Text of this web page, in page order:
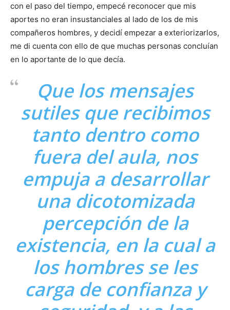
con el paso del tiempo, empecé reconocer que mis
aportes no eran insustanciales al lado de los de mis
compañeros hombres, y decidí empezar a exteriorizarlos,
me di cuenta con ello de que muchas personas concluían
en lo aportante de lo que decía.
Que los mensajes
sutiles que recibimos
tanto dentro como
fuera del aula, nos
empuja a desarrollar
una dicotomizada
percepción de la
existencia, en la cual a
los hombres se les
carga de confianza y